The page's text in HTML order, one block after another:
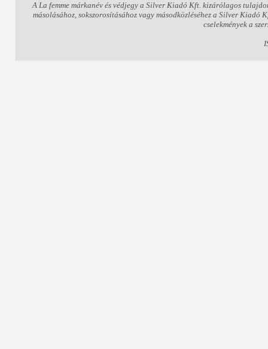
A La femme márkanév és védjegy a Silver Kiadó Kft. kizárólagos
másolásához, sokszorosításához vagy másodközléséhez a Silver
cselekmények a